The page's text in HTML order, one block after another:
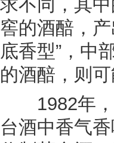
求不同，其
窖的酒醅，
底香型”，中
的酒醅，则
1982年，
台酒中香气